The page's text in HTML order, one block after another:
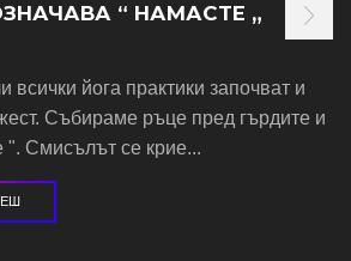
“ НАМАСТЕ „
всички йога практики започват и
Събираме ръце пред гърдите и
". Смисълът се крие...